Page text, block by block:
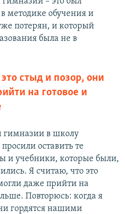
методике обучения и
потерян, и который
была не в
стыд и позор, они
на готовое и
гимназии в школу
оставить те
и учебники, которые были,
Я считаю, что это
даже прийти на
Повторюсь: когда я
гордятся нашими